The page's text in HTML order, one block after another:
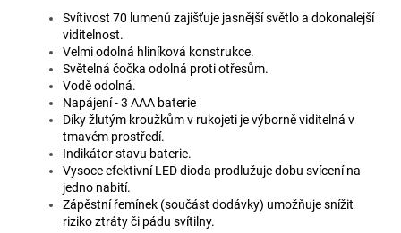
Svítivost 70 lumenů zajišťuje jasnější světlo a dokonalejší
viditelnost.
Velmi odolná hliníková konstrukce.
Světelná čočka odolná proti otřesům.
Vodě odolná.
Napájení - 3 AAA baterie
Díky žlutým kroužkům v rukojeti je výborně viditelná v
tmavém prostředí.
Indikátor stavu baterie.
Vysoce efektivní LED dioda prodlužuje dobu svícení na
jedno nabití.
Zápěstní řemínek (součást dodávky) umožňuje snížit
riziko ztráty či pádu svítilny.